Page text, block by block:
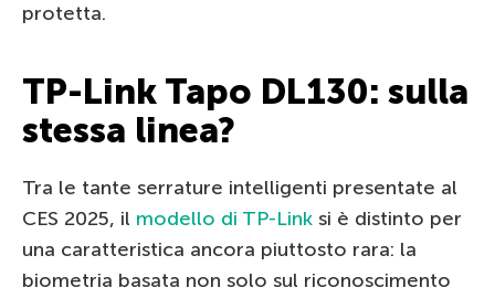
protetta.
TP-Link Tapo DL130: sulla
stessa linea?
Tra le tante serrature intelligenti presentate al
CES 2025, il modello di TP-Link si è distinto per
una caratteristica ancora piuttosto rara: la
biometria basata non solo sul riconoscimento